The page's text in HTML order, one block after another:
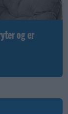
og er